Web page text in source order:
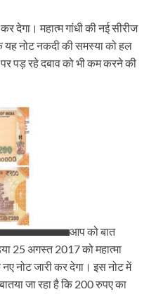
देगा। महात्म गांधी की नई सीरीज
यह नोट नकदी की समस्या को हल
पड़ रहे दबाव को भी कम करने की
आप को बात
25 अगस्त 2017 को महात्मा
नोट जारी कर देगा। इस नोट में
जा रहा है कि 200 रुपए का